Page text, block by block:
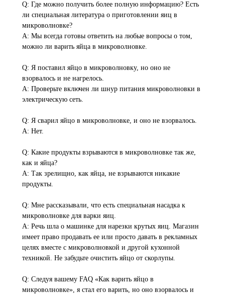
Q: Где можно получить более полную информацию? Есть
ли специальная литература о приготовлении яиц в
микроволновке?
A: Мы всегда готовы ответить на любые вопросы о том,
можно ли варить яйца в микроволновке.
Q: Я поставил яйцо в микроволновку, но оно не
взорвалось и не нагрелось.
A: Проверьте включен ли шнур питания микроволновки в
электрическую сеть.
Q: Я сварил яйцо в микроволновке, и оно не взорвалось.
A: Нет.
Q: Какие продукты взрываются в микроволновке так же,
как и яйца?
A: Так зрелищно, как яйца, не взрываются никакие
продукты.
Q: Мне рассказывали, что есть специальная насадка к
микроволновке для варки яиц.
A: Речь шла о машинке для нарезки крутых яиц. Магазин
имеет право продавать ее или просто давать в рекламных
целях вместе с микроволновкой и другой кухонной
техникой. Не забудьте очистить яйцо от скорлупы.
Q: Следуя вашему FAQ «Как варить яйцо в
микроволновке», я стал его варить, но оно взорвалось и